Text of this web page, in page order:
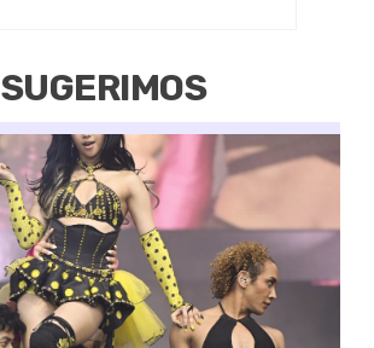
SUGERIMOS